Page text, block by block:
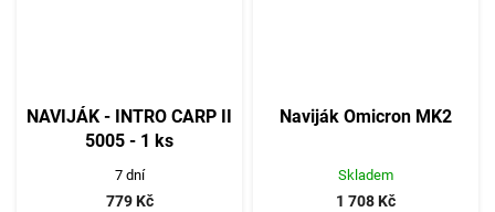
NAVIJÁK - INTRO CARP II
5005 - 1 ks
7 dní
779 Kč
Naviják Omicron MK2
Skladem
1 708 Kč